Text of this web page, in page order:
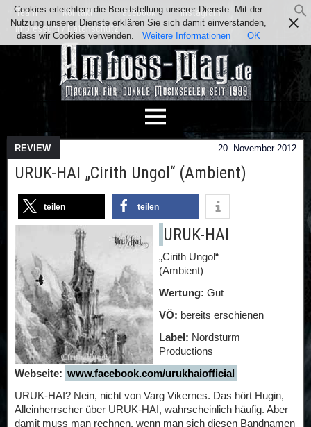
Team Kontakt Facebook
Instagram
Impressum / Datenschutz
REVIEW 20. November 2012
URUK-HAI „Cirith Ungol“ (Ambient)
teilen teilen
URUK-HAI
„Cirith Ungol“
(Ambient)
Wertung: Gut
VÖ: bereits erschienen
Label: Nordsturm
Productions
Webseite: www.facebook.com/urukhaiofficial
URUK-HAI? Nein, nicht von Varg Vikernes. Das hört Hugin,
Alleinherrscher über URUK-HAI, wahrscheinlich häufig. Aber
damit muss man rechnen, wenn man sich diesen Bandnamen
Cookies erleichtern die Bereitstellung unserer Dienste. Mit der
Nutzung unserer Dienste erklären Sie sich damit einverstanden,
dass wir Cookies verwenden.
Weitere Informationen OK